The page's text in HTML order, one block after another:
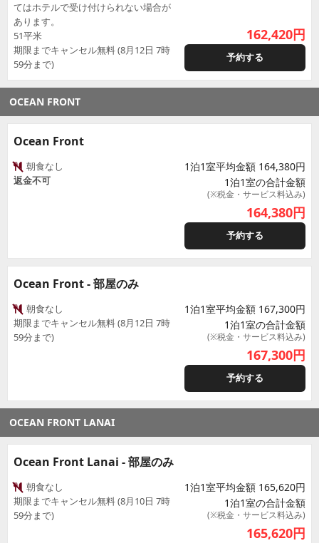
てはホテルで受け付けられない場合が
あります。
51平米
期限までキャンセル無料 (8月12日 7時
59分まで)
162,420円
予約する
OCEAN FRONT
Ocean Front
朝食なし
返金不可
1泊1室平均金額 164,380円
1泊1室の合計金額
(※税金・サービス料込み)
164,380円
予約する
Ocean Front - 部屋のみ
朝食なし
期限までキャンセル無料 (8月12日 7時
59分まで)
1泊1室平均金額 167,300円
1泊1室の合計金額
(※税金・サービス料込み)
167,300円
予約する
OCEAN FRONT LANAI
Ocean Front Lanai - 部屋のみ
朝食なし
期限までキャンセル無料 (8月10日 7時
59分まで)
1泊1室平均金額 165,620円
1泊1室の合計金額
(※税金・サービス料込み)
165,620円